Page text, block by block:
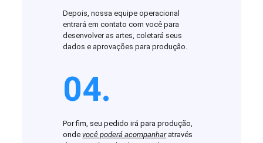
Depois, nossa equipe operacional
entrará em contato com você para
desenvolver as artes, coletará seus
dados e aprovações para produção.
04.
Por fim, seu pedido irá para produção,
ondevocê poderá acompanharatravés